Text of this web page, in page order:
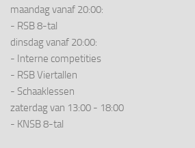
maandag vanaf 20:00:
- RSB 8-tal
dinsdag vanaf 20:00:
- Interne competities
- RSB Viertallen
- Schaaklessen
zaterdag van 13:00 - 18:00
- KNSB 8-tal